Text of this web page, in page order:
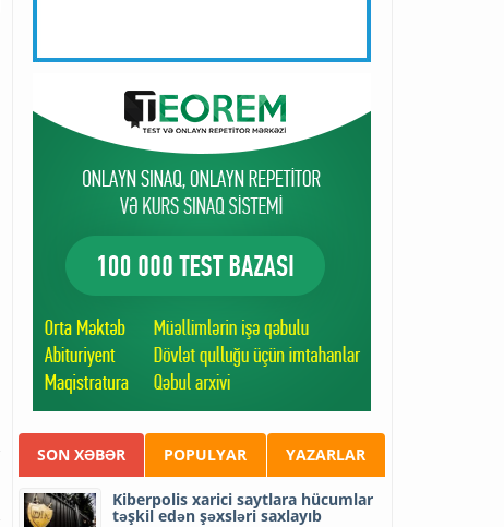
SON XƏBƏR POPULYAR YAZARLAR
Kiberpolis xarici saytlara hücumlar
təşkil edən şəxsləri saxlayıb